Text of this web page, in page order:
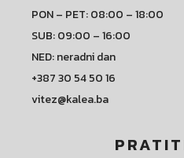
PON – PET: 08:00 – 18:00
SUB: 09:00 – 16:00
NED: neradni dan
+387 30 54 50 16
vitez@kalea.ba